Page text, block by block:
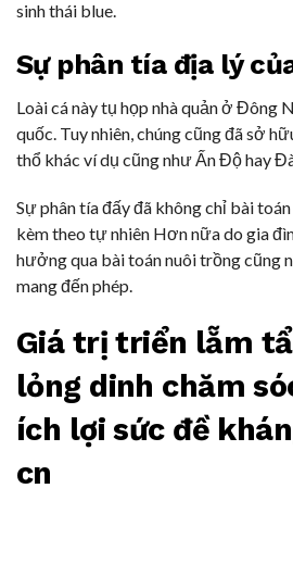
sinh thái blue.
Sự phân tía địa lý
Loài cá này tụ họp nhà quản ở Đông
quốc. Tuy nhiên, chúng cũng đã sở
thổ khác ví dụ cũng như Ấn Độ hay
Sự phân tía đấy đã không chỉ bài
kèm theo tự nhiên Hơn nữa do gia
hưởng qua bài toán nuôi trồng cũng
mang đến phép.
Giá trị triển lẵm
lỏng dinh chăm
ích lợi sức đề
cn